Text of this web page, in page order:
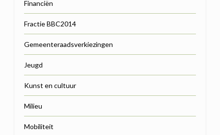
Financiën
Fractie BBC2014
Gemeenteraadsverkiezingen
Jeugd
Kunst en cultuur
Milieu
Mobiliteit